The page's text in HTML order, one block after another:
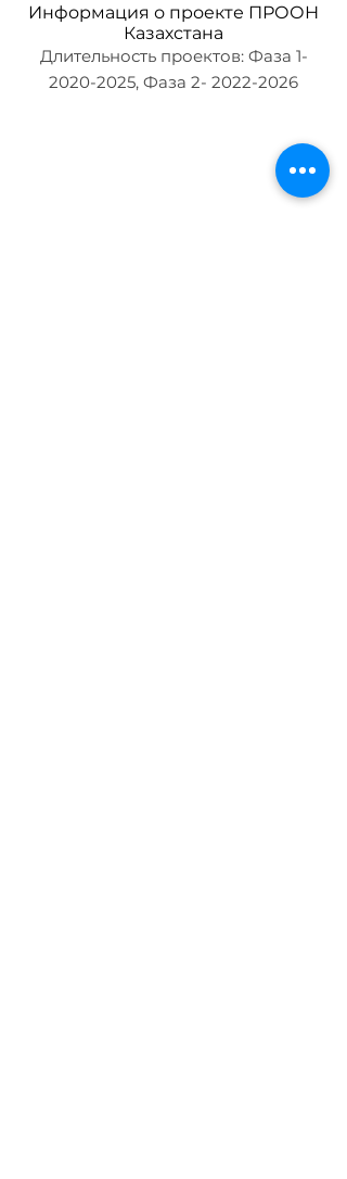
Информация о проекте ПРООН
Казахстана
Длительность проектов: Фаза 1-
2020-2025, Фаза 2- 2022-2026